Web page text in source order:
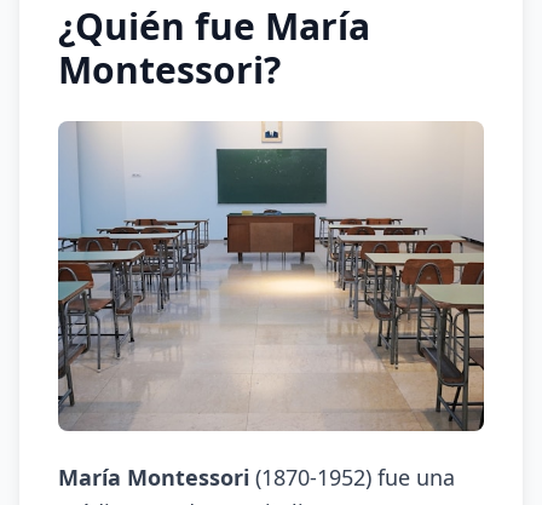
¿Quién fue María
Montessori?
María Montessori (1870-1952) fue una